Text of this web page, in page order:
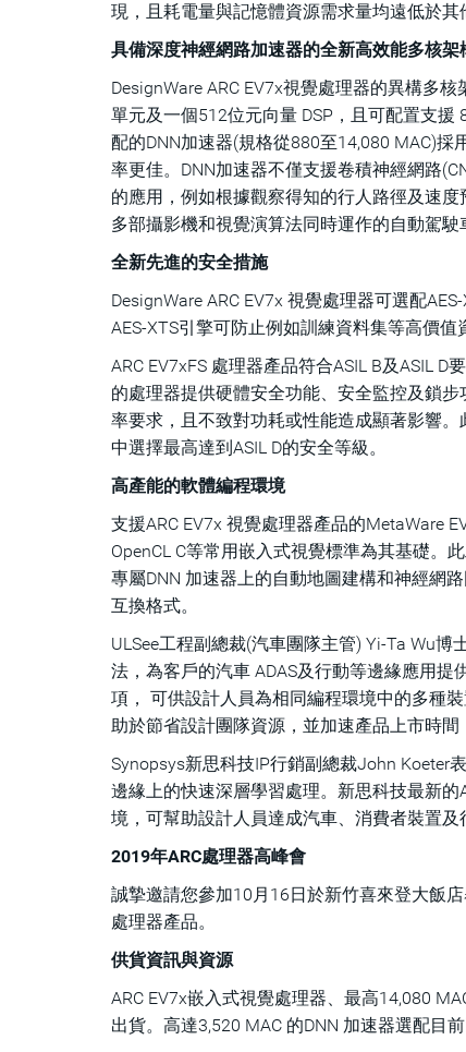
現，且耗電量與記憶體資源需求量均遠低於其
具備深度神經網路加速器的全新高效能多核架
DesignWare ARC EV7x視覺處理器的異構多
單元及一個512位元向量 DSP，且可配置支
配的DNN加速器(規格從880至14,080 MAC)
率更佳。DNN加速器不僅支援卷積神經網路
的應用，例如根據觀察得知的行人路徑及速
多部攝影機和視覺演算法同時運作的自動駕駛
全新先進的安全措施
DesignWare ARC EV7x 視覺處理器可選配
AES-XTS引擎可防止例如訓練資料集等高價
ARC EV7xFS 處理器產品符合ASIL B及ASIL
的處理器提供硬體安全功能、安全監控及鎖
率要求，且不致對功耗或性能造成顯著影響
中選擇最高達到ASIL D的安全等級。
高產能的軟體編程環境
支援ARC EV7x 視覺處理器產品的MetaWare
OpenCL C等常用嵌入式視覺標準為其基礎。
專屬DNN 加速器上的自動地圖建構和神經網
互換格式。
ULSee工程副總裁(汽車團隊主管) Yi-Ta Wu
法，為客戶的汽車 ADAS及行動等邊緣應用
項， 可供設計人員為相同編程環境中的多種
助於節省設計團隊資源，並加速產品上市時間
Synopsys新思科技IP行銷副總裁John Koeter
邊緣上的快速深層學習處理。新思科技最新的
境，可幫助設計人員達成汽車、消費者裝置及
2019年ARC處理器高峰會
誠摯邀請您參加10月16日於新竹喜來登大飯
處理器產品。
供貨資訊與資源
ARC EV7x嵌入式視覺處理器、最高14,080
出貨。高達3,520 MAC 的DNN 加速器選配目